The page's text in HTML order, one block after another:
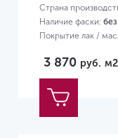
Страна
Наличие фаски:
Покрытие лак /
3 870 руб. м2